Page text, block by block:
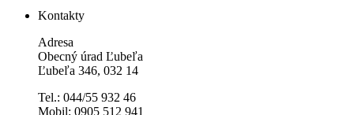
Kontakty
Adresa
Obecný úrad Ľubeľa
Ľubeľa 346, 032 14
Tel.: 044/55 932 46
Mobil: 0905 512 941